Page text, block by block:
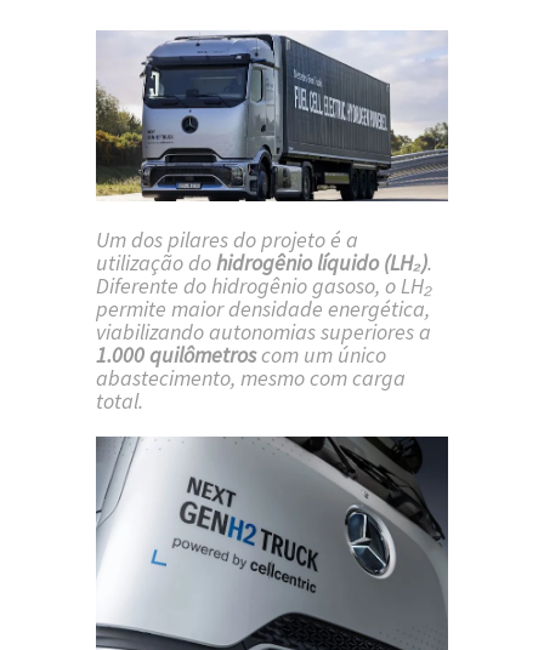
Um dos pilares do projeto é a
utilização dohidrogênio líquido (LH₂).
Diferente do hidrogênio gasoso, o LH₂
permite maior densidade energética,
viabilizando autonomias superiores a
1.000 quilômetroscom um único
abastecimento, mesmo com carga
total.